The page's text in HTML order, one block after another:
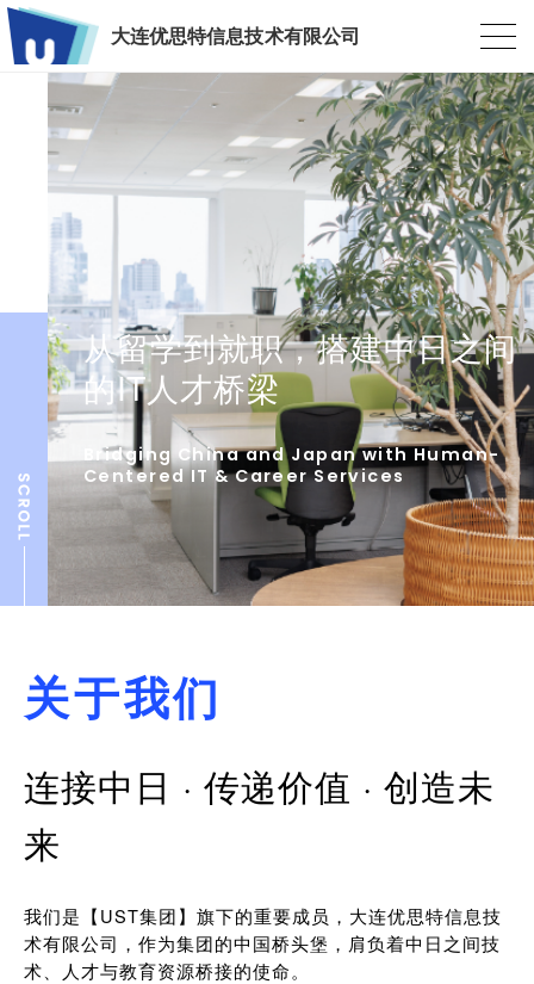
大连优思特信息技术有限公司
从留学到就职，搭建中日之间
的IT人才桥梁
Bridging China and Japan with Human-
Centered IT & Career Services
关于我们
连接中日 · 传递价值 · 创造未
来
我们是【UST集团】旗下的重要成员，大连优思特信息技
术有限公司，作为集团的中国桥头堡，肩负着中日之间技
术、人才与教育资源桥接的使命。